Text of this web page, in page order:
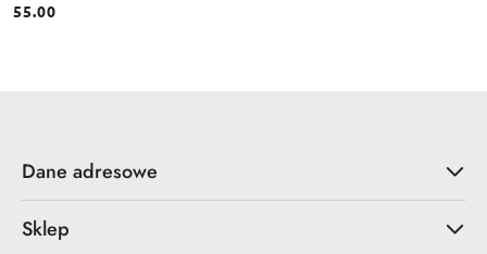
Cena:
55.00
Dane adresowe
Sklep